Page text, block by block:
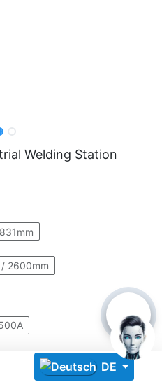
DE
Welding Station
2600mm
Ecosystem
date
de unități